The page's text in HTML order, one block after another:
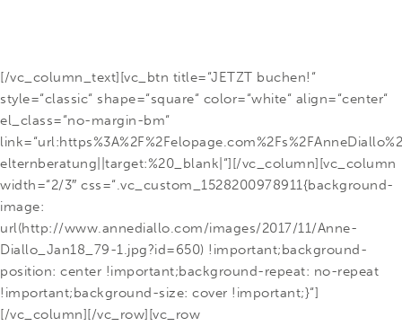
[/vc_column_text][vc_btn title=“JETZT buchen!“
style=“classic“ shape=“square“ color=“white“ align=“center“
el_class=“no-margin-bm“
elternberatung||target:%20_blank|“][/vc_column][vc_column
width=“2/3″ css=“.vc_custom_1528200978911{background-
image:
url(http://www.annediallo.com/images/2017/11/Anne-
Diallo_Jan18_79-1.jpg?id=650) !important;background-
position: center !important;background-repeat: no-repeat
!important;background-size: cover !important;}“]
[/vc_column][/vc_row][vc_row